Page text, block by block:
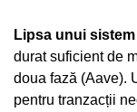
Lipsa unui
durat suficient de
doua fază (Aave).
pentru tranzacții